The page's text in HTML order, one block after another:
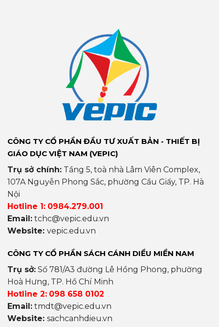
CÔNG TY CỔ PHẦN ĐẦU TƯ XUẤT BẢN - THIẾT BỊ
GIÁO DỤC VIỆT NAM (VEPIC)
Trụ sở chính: Tầng 5, toà nhà Lâm Viên Complex,
107A Nguyễn Phong Sắc, phường Cầu Giấy, TP. Hà
Nội
Hotline 1: 0984.279.001
Email: tchc@vepic.edu.vn
Website: vepic.edu.vn
CÔNG TY CỔ PHẦN SÁCH CÁNH DIỀU MIỀN NAM
Trụ sở: Số 781/A3 đường Lê Hồng Phong, phường
Hoà Hưng, TP. Hồ Chí Minh
Hotline 2: 098 658 0102
Email: tmdt@vepic.edu.vn
Website: sachcanhdieu.vn